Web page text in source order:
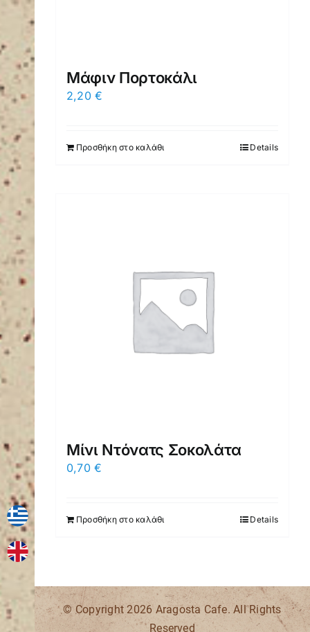
Μάφιν Πορτοκάλι
2,20€
Προσθήκη στο καλάθι Details
Μίνι Ντόνατς Σοκολάτα
0,70€
Προσθήκη στο καλάθι Details
© Copyright 2026 Aragosta Cafe. All Rights
Reserved